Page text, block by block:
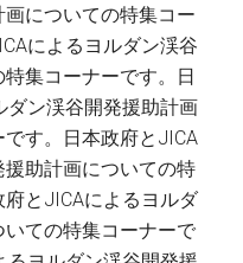
についての特集コー
によるヨルダン渓谷
集コーナーです。日
ダン渓谷開発援助計画
す。日本政府とJICA
助計画についての特
とJICAによるヨルダ
ての特集コーナーで